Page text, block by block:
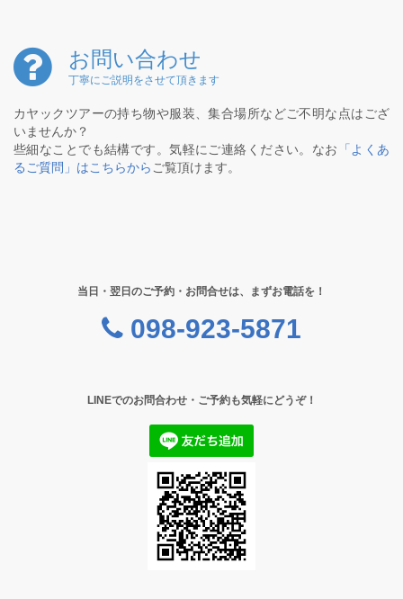
お問い合わせ
丁寧にご説明をさせて頂きます
カヤックツアーの持ち物や服装、集合場所などご不明な点はござ
いませんか？
些細なことでも結構です。気軽にご連絡ください。なお
「よくあ
るご質問」はこちらから ご覧頂けます。
当日・翌日のご予約・お問合せは、まずお電話を！
098-923-5871
LINEでのお問合わせ・ご予約も気軽にどうぞ！